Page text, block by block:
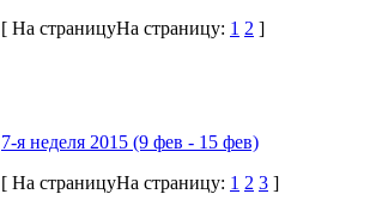
[ На страницуНа страницу: 1 2 ]
7-я неделя 2015 (9 фев - 15 фев)
[ На страницуНа страницу: 1 2 3 ]